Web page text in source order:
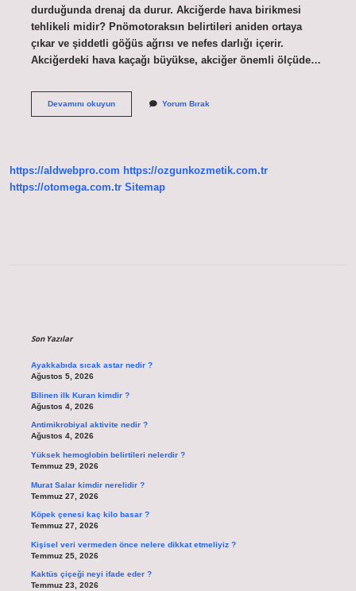
durduğunda drenaj da durur. Akciğerde hava birikmesi
tehlikeli midir? Pnömotoraksın belirtileri aniden ortaya
çıkar ve şiddetli göğüs ağrısı ve nefes darlığı içerir.
Akciğerdeki hava kaçağı büyükse, akciğer önemli ölçüde…
Devamını okuyunAkciğerde
Yorum Bırak
https://aldwebpro.com https://ozgunkozmetik.com.tr
https://otomega.com.tr Sitemap
Son Yazılar
Ayakkabıda sıcak astar nedir ?
Ağustos 5, 2026
Bilinen ilk Kuran kimdir ?
Ağustos 4, 2026
Antimikrobiyal aktivite nedir ?
Ağustos 4, 2026
Yüksek hemoglobin belirtileri nelerdir ?
Temmuz 29, 2026
Murat Salar kimdir nerelidir ?
Temmuz 27, 2026
Köpek çenesi kaç kilo basar ?
Temmuz 27, 2026
Kişisel veri vermeden önce nelere dikkat etmeliyiz ?
Temmuz 25, 2026
Kaktüs çiçeği neyi ifade eder ?
Temmuz 23, 2026